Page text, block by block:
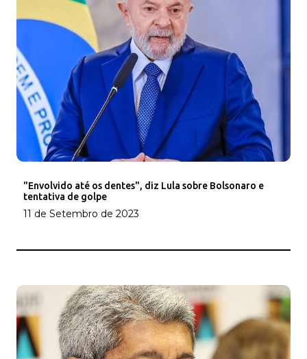
"Envolvido até os dentes", diz Lula sobre Bolsonaro e
tentativa de golpe
11 de Setembro de 2023